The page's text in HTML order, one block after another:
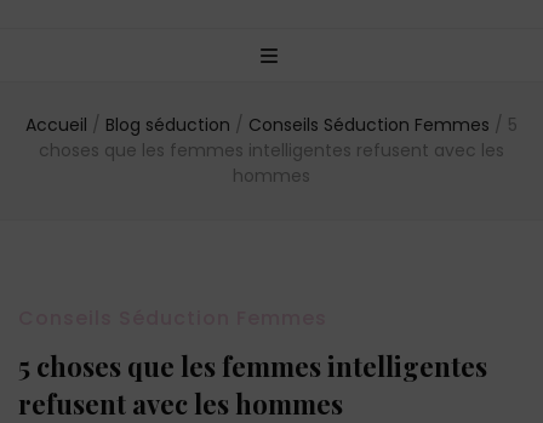
Accueil / Blog séduction / Conseils Séduction Femmes / 5
choses que les femmes intelligentes refusent avec les
hommes
5 choses que les femmes intelligentes
refusent avec les hommes